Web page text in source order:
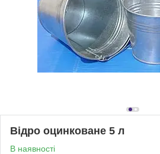
Відро оцинковане 5 л
В наявності